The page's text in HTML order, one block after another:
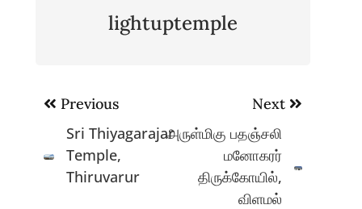
lightuptemple
Post
navigation
Previous
Sri Thiyagarajar
Temple,
Thiruvarur
Next
அருள்மிகு பதஞ்சலி
மனோகரர்
திருக்கோயில்,
விளமல்